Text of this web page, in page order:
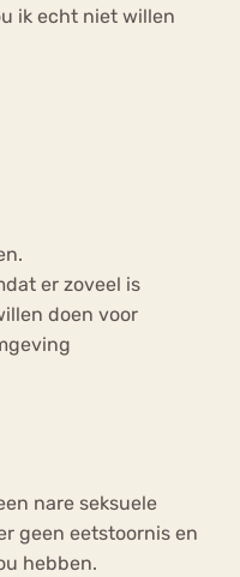
ik echt niet willen
er zoveel is
doen voor
nare seksuele
geen eetstoornis en
hebben.